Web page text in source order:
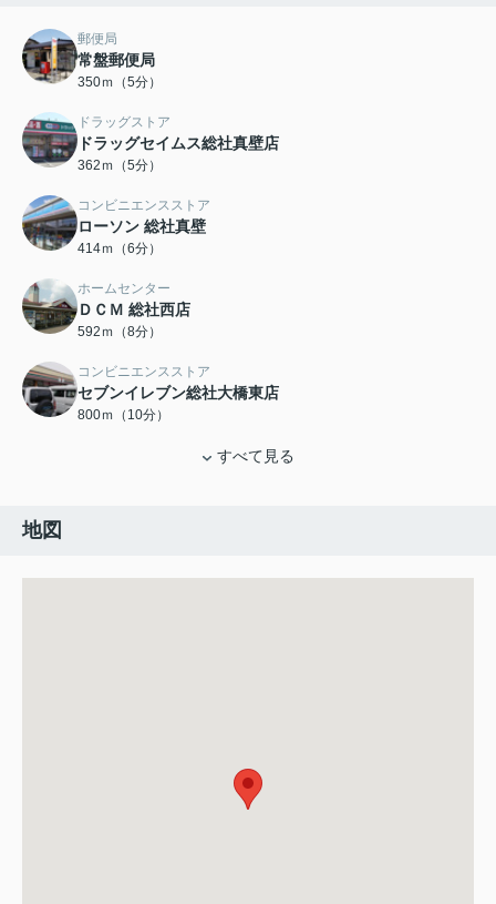
郵便局
常盤郵便局
350ｍ（5分）
ドラッグストア
ドラッグセイムス総社真壁店
362ｍ（5分）
コンビニエンスストア
ローソン 総社真壁
414ｍ（6分）
ホームセンター
ＤＣＭ 総社西店
592ｍ（8分）
コンビニエンスストア
セブンイレブン総社大橋東店
800ｍ（10分）
すべて見る
地図